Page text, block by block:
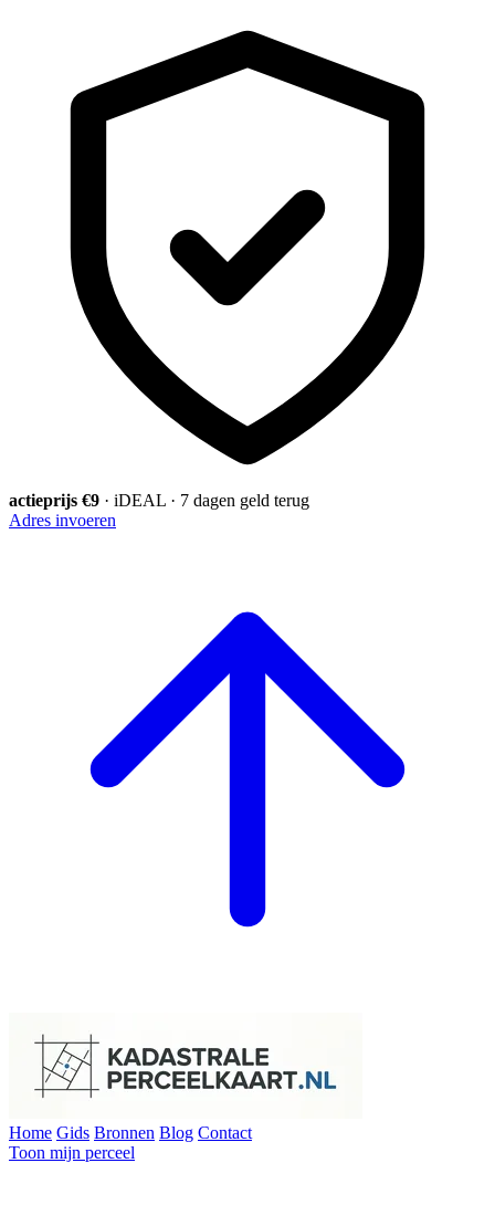
actieprijs €9 · iDEAL · 7 dagen geld terug
Adres invoeren
Home Gids Bronnen Blog Contact
Toon mijn perceel